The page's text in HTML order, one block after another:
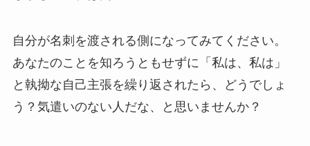
自分が名刺を渡される側になってみてください。
あなたのことを知ろうともせずに「私は、私は」
と執拗な自己主張を繰り返されたら、どうでしょ
う？気遣いのない人だな、と思いませんか？